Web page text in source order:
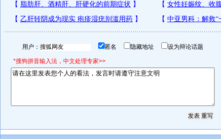
用户： 匿名 隐藏地址 设为辩论话题
*搜狗拼音输入法，中文处理专家>>